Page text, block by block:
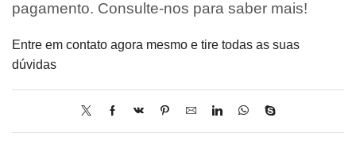
pagamento. Consulte-nos para saber mais!
Entre em contato agora mesmo e tire todas as suas
dúvidas